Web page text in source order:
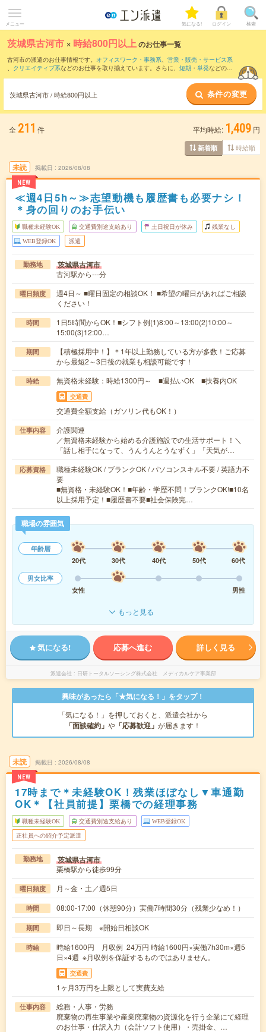
メニュー 気になる! ログイン 検索
茨城県古河市 × 時給800円以上のお仕事一覧
古河市の派遣のお仕事情報です。 オフィスワーク・事務系、 営業・販売・サービス系
、 クリエイティブ系などのお仕事を取り揃えています。さらに、 短期 ・ 単発などの期
時給1100円以上 ・1800円以上の求人はこちら
当サイトでは法令を遵守し、最低賃金以上の求人のみを掲載しています。
茨城県古河市 / 時給800円以上 条件の変更
全 211 件 平均時給: 1,409 円
新着順 時給順
未読
NEW
掲載日 2026/08/08
≪週4日5h～≫志望動機も履歴書も必要ナシ！
＊身の回りのお手伝い
職種未経験OK 交通費別途支給あり 土日祝日が休み 残業なし
WEB登録OK 派遣
勤務地 茨城県古河市
古河駅から---分
曜日頻度
週4日～ ■曜日固定の相談OK！ ■希望の曜日があればご相談
ください！
時間
1日5時間からOK！■シフト例(1)8:00～13:00(2)10:00～
15:00(3)12:00…
期間
【積極採用中！】＊1年以上勤務している方が多数！ご応募
から最短2～3日後の就業も相談可能です！
時給 無資格未経験：時給1300円～ ■週払いOK ■扶養内OK
交通費
交通費全額支給（ガソリン代もOK！）
仕事内容
介護関連
／無資格未経験から始める介護施設での生活サポート！＼
「話し相手になって、うんうんとうなずく」「天気が…
応募資格
職種未経験OK / ブランクOK / パソコンスキル不要 / 英語力不
要
■無資格・未経験OK！■年齢・学歴不問！ブランクOK!■10名
以上採用予定！■履歴書不要■社会保険完…
職場の雰囲気
年齢層
20代
30代 40代 50代
60代
男女比率
女性
男性
もっと見る
気になる! 応募へ進む 詳しく見る
派遣会社 日研トータルソーシング株式会社 メディカルケア事業部
興味があったら「★気になる！」をタップ！
「気になる！」を押しておくと、派遣会社から
「面談確約」 や 「応募歓迎」 が届きます！
未読
NEW
掲載日 2026/08/08
17時まで＊未経験OK！残業ほぼなし▼車通勤
OK＊【社員前提】栗橋での経理事務
職種未経験OK 交通費別途支給あり WEB登録OK
正社員への紹介予定派遣
勤務地 茨城県古河市
栗橋駅から徒歩99分
曜日頻度 月～金・土／週5日
時間 08:00-17:00（休憩90分）実働7時間30分（残業少なめ！）
期間 即日～長期 ※開始日相談OK
時給
時給1600円 月収例 24万円 時給1600円×実働7h30m×週5
日×4週 ※月収例を保証するものではありません。
交通費
1ヶ月3万円を上限として実費支給
仕事内容
総務・人事・労務
廃棄物の再生事業や産業廃棄物の資源化を行う企業にて経理
のお仕事・仕訳入力（会計ソフト使用）・売掛金、…